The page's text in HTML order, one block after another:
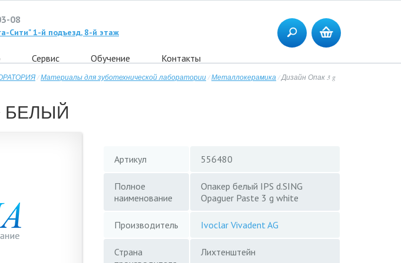
08
Сити" 1-й подъезд, 8-й этаж
Сервис Обучение Контакты
/Материалы для зуботехнической лаборатории/Металлокерамика /Дизайн Опак 3 g
БЕЛЫЙ
Артикул 556480
Полное
наименование
Опакер белый IPS d.SING
Opaguer Paste 3 g white
Производитель Ivoclar Vivadent AG
Страна
Лихтенштейн